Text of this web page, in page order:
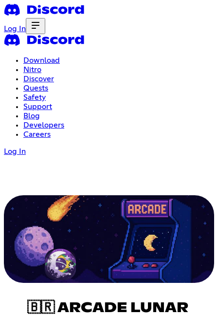
Log In
Download
Nitro
Discover
Quests
Safety
Support
Blog
Developers
Careers
Log In
🇧🇷 ARCADE LUNAR